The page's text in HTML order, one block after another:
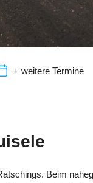
+ weitere Termine
Beim